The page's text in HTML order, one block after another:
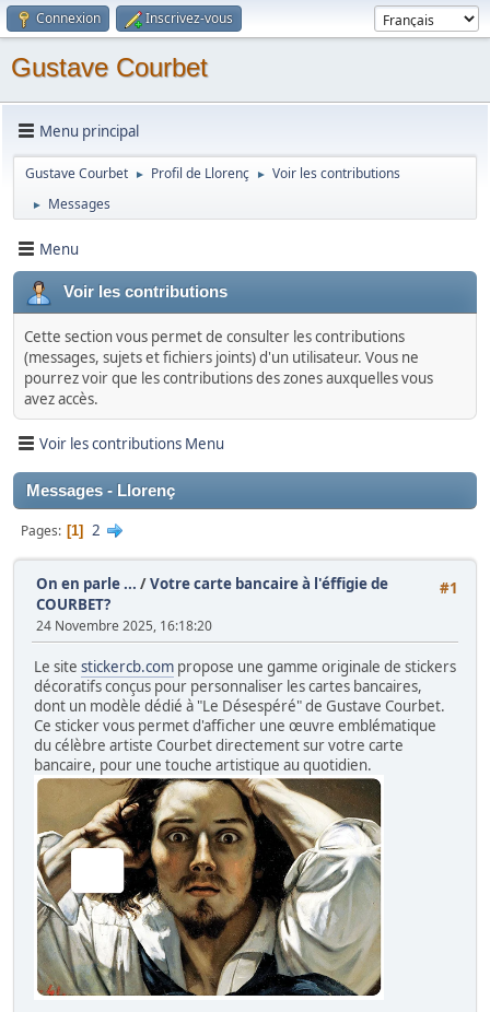
Connexion Inscrivez-vous
Gustave Courbet
Menu principal
Gustave Courbet ► Profil de Llorenç ► Voir les contributions
► Messages
Menu
Voir les contributions
Cette section vous permet de consulter les contributions
(messages, sujets et fichiers joints) d'un utilisateur. Vous ne
pourrez voir que les contributions des zones auxquelles vous
avez accès.
Voir les contributions Menu
Messages - Llorenç
Pages 1 2
#1
On en parle ... /Votre carte bancaire à l'éffigie de
COURBET?
24 Novembre 2025, 16:18:20
Le site stickercb.com propose une gamme originale de stickers
décoratifs conçus pour personnaliser les cartes bancaires,
dont un modèle dédié à "Le Désespéré" de Gustave Courbet.
Ce sticker vous permet d'afficher une œuvre emblématique
du célèbre artiste Courbet directement sur votre carte
bancaire, pour une touche artistique au quotidien.